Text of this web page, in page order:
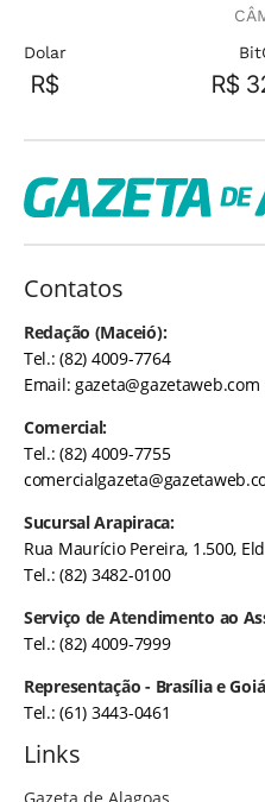
Dolar
R$ R$
Contatos
Redação (Maceió):
Tel.: (82) 4009-7764
Email:gazeta@gazetaweb.com
Comercial:
Tel.: (82) 4009-7755
Sucursal Arapiraca:
Rua Maurício Pereira, 1.500,
Tel.: (82) 3482-0100
Serviço de Atendimento ao
Tel.: (82) 4009-7999
Representação - Brasília e
Tel.: (61) 3443-0461
Links